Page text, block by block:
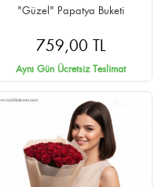
"Güzel" Papatya Buketi
759,00 TL
Aynı Gün Ücretsiz Teslimat